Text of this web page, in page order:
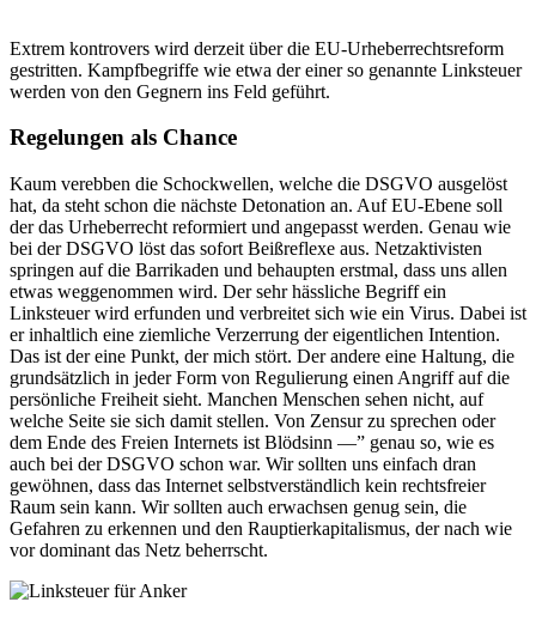
Extrem kontrovers wird derzeit über die EU-Urheberrechtsreform
gestritten. Kampfbegriffe wie etwa der einer so genannte Linksteuer
werden von den Gegnern ins Feld geführt.
Regelungen als Chance
Kaum verebben die Schockwellen, welche die DSGVO ausgelöst
hat, da steht schon die nächste Detonation an. Auf EU-Ebene soll
der das Urheberrecht reformiert und angepasst werden. Genau wie
bei der DSGVO löst das sofort Beißreflexe aus. Netzaktivisten
springen auf die Barrikaden und behaupten erstmal, dass uns allen
etwas weggenommen wird. Der sehr hässliche Begriff ein
Linksteuer wird erfunden und verbreitet sich wie ein Virus. Dabei ist
er inhaltlich eine ziemliche Verzerrung der eigentlichen Intention.
Das ist der eine Punkt, der mich stört. Der andere eine Haltung, die
grundsätzlich in jeder Form von Regulierung einen Angriff auf die
persönliche Freiheit sieht. Manchen Menschen sehen nicht, auf
welche Seite sie sich damit stellen. Von Zensur zu sprechen oder
dem Ende des Freien Internets ist Blödsinn —” genau so, wie es
auch bei der DSGVO schon war. Wir sollten uns einfach dran
gewöhnen, dass das Internet selbstverständlich kein rechtsfreier
Raum sein kann. Wir sollten auch erwachsen genug sein, die
Gefahren zu erkennen und den Rauptierkapitalismus, der nach wie
vor dominant das Netz beherrscht.